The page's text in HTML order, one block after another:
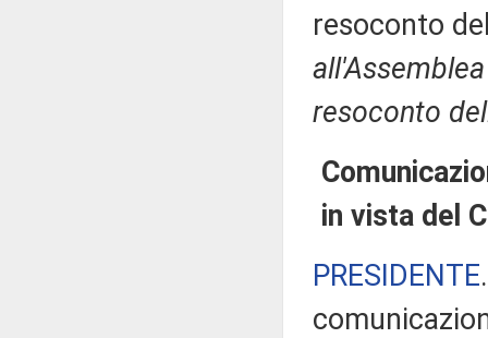
resoconto
resoconto
in vista del
PRESIDENTE